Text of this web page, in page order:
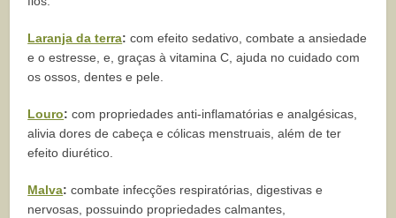
Laranja da terra: com efeito sedativo, combate a ansiedade
e o estresse, e, graças à vitamina C, ajuda no cuidado com
os ossos, dentes e pele.
Louro: com propriedades anti-inflamatórias e analgésicas,
alivia dores de cabeça e cólicas menstruais, além de ter
efeito diurético.
Malva: combate infecções respiratórias, digestivas e
nervosas, possuindo propriedades calmantes,